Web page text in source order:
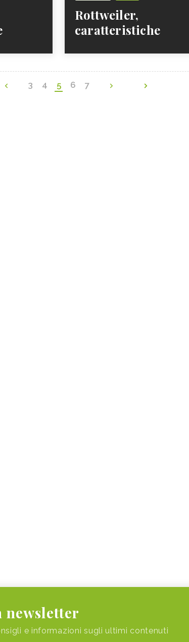
Rottweiler,
caratteristiche
3 4 5 6 7
e informazioni sugli ultimi contenuti